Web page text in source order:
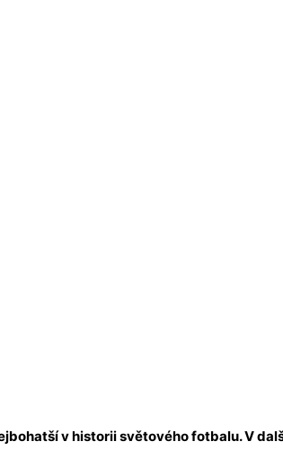
v historii světového fotbalu. V